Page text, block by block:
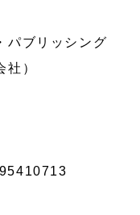
パブリッシング
社）